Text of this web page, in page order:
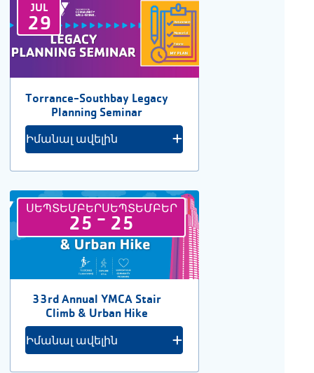
JUL
29
Torrance-Southbay Legacy
Planning Seminar
Իմանալ ավելին
ՍԵՊՏԵՄԲԵՐՍԵՊՏԵՄԲԵՐ
25 - 25
33rd Annual YMCA Stair
Climb & Urban Hike
Իմանալ ավելին